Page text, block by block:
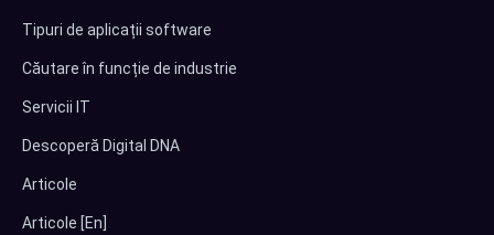
Tipuri de aplicații software
Căutare în funcție de industrie
Servicii IT
Descoperă Digital DNA
Articole
Articole [En]